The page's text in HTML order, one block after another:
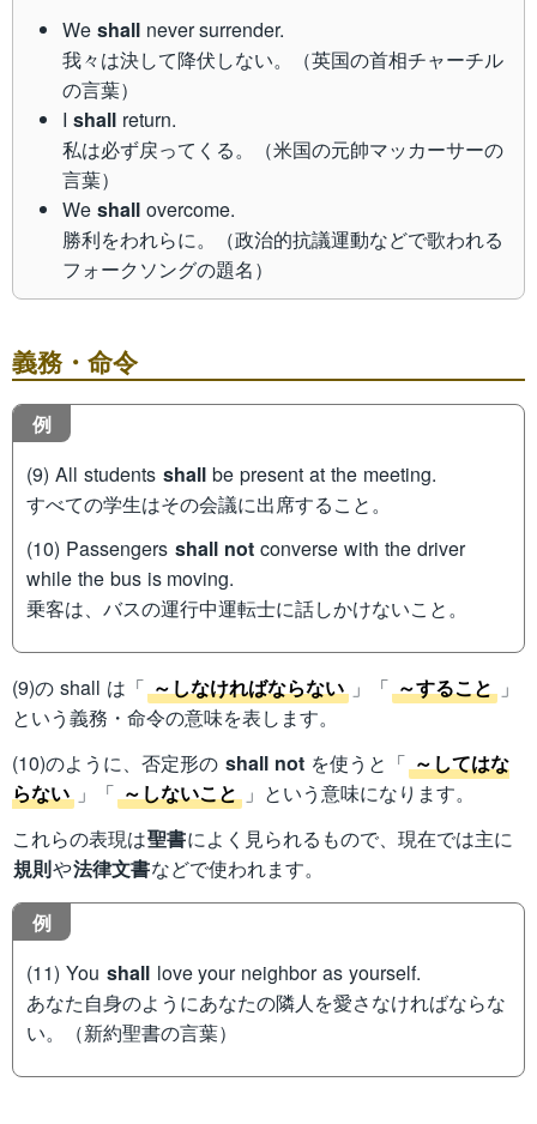
We shall never surrender.
我々は決して降伏しない。（英国の首相チャーチル
の言葉）
I shall return.
私は必ず戻ってくる。（米国の元帥マッカーサーの
言葉）
We shall overcome.
勝利をわれらに。（政治的抗議運動などで歌われる
フォークソングの題名）
義務・命令
例
(9) All students shall be present at the meeting.
すべての学生はその会議に出席すること。
(10) Passengers shall not converse with the driver
while the bus is moving.
乗客は、バスの運行中運転士に話しかけないこと。
(9)の shall は「 ～しなければならない 」「 ～すること 」
という義務・命令の意味を表します。
(10)のように、否定形の shall not を使うと「 ～してはな
らない 」「 ～しないこと 」という意味になります。
これらの表現は聖書によく見られるもので、現在では主に
規則や法律文書などで使われます。
例
(11) You shall love your neighbor as yourself.
あなた自身のようにあなたの隣人を愛さなければならな
い。（新約聖書の言葉）